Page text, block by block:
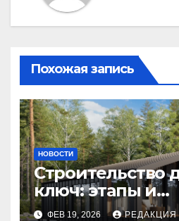
Похожая запись
НОВОСТИ
Строительство
ключ: этапы и
планирование
ФЕВ 19, 2026 РЕДАКЦИЯ